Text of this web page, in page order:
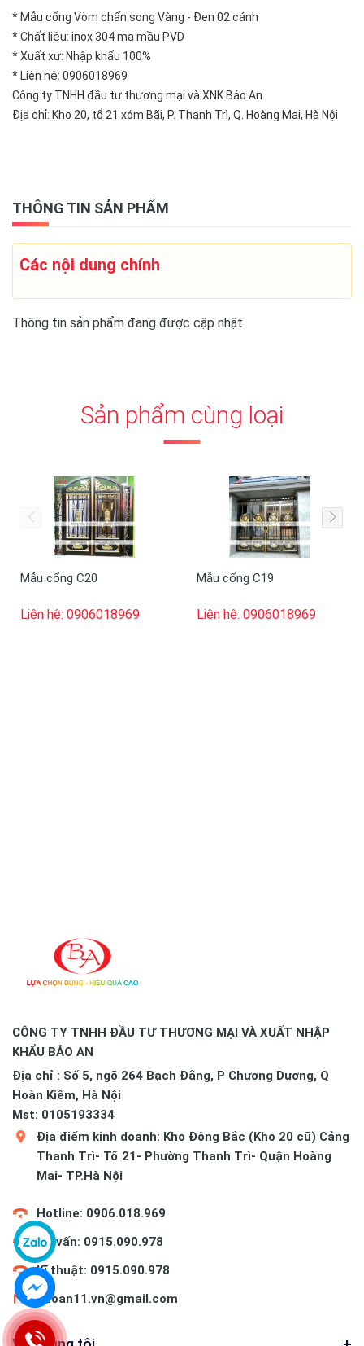
* Mẫu cổng Vòm chấn song Vàng - Đen 02 cánh
* Chất liệu: inox 304 mạ mầu PVD
* Xuất xư: Nhập khẩu 100%
* Liên hệ: 0906018969
Công ty TNHH đầu tư thương mại và XNK Bảo An
Địa chỉ: Kho 20, tổ 21 xóm Bãi, P. Thanh Trì, Q. Hoàng Mai, Hà Nội
THÔNG TIN SẢN PHẨM
Các nội dung chính
Thông tin sản phẩm đang được cập nhật
Sản phẩm cùng loại
Mẫu cổng C20
Liên hệ: 0906018969
Mẫu cổng C19
Liên hệ: 0906018969
CÔNG TY TNHH ĐẦU TƯ THƯƠNG MẠI VÀ XUẤT NHẬP
KHẨU BẢO AN
Địa chỉ : Số 5, ngõ 264 Bạch Đằng, P Chương Dương, Q
Hoàn Kiếm, Hà Nội
Mst: 0105193334
Địa điểm kinh doanh: Kho Đông Bắc (Kho 20 cũ) Cảng
Thanh Trì- Tổ 21- Phường Thanh Trì- Quận Hoàng
Mai- TP.Hà Nội
Hotline: 0906.018.969
Tư vấn: 0915.090.978
Kĩ thuật: 0915.090.978
baoan11.vn@gmail.com